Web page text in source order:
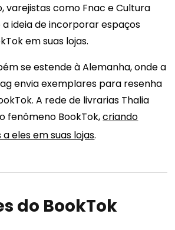
varejistas como Fnac e Cultura
ideia de incorporar espaços
em suas lojas.
se estende à Alemanha, onde a
envia exemplares para resenha
A rede de livrarias Thalia
fenômeno BookTok,criando
eles em suas lojas.
do BookTok